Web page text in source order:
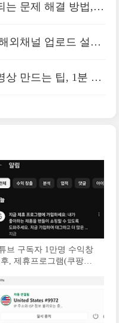
는 문제 해결 방법,
외채널 업로드 설정
상 만드는 팁, 1분 이
브 구독자 1만명 수익창
, 제휴프로그램(쿠팡파